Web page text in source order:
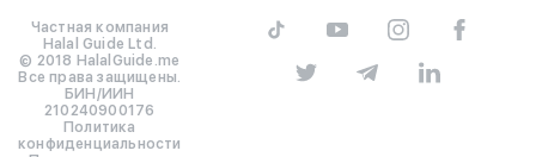
Частная компания
Halal Guide Ltd.
© 2018 HalalGuide.me
Все права защищены.
БИН/ИИН
210240900176
Политика
конфиденциальности